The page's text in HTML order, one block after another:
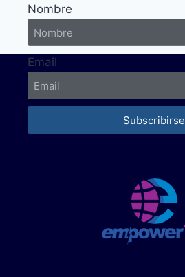
Nombre
Email
Subscribirse